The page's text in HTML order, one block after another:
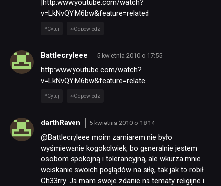
|http:www.youtube.com/watch?
v=LkNvQYiM6bw&feature=related
Cytuj Odpowiedz
Battlecryleee 5 kwietnia 2010 o 17:55
http:www.youtube.com/watch?
v=LkNvQYiM6bw&feature=relate
Cytuj Odpowiedz
darthRaven 5 kwietnia 2010 o 18:14
@Battlecryleee moim zamiarem nie było
wyśmiewanie kogokolwiek, bo generalnie jestem
osobom spokojną i tolerancyjną, ale wkurza mnie
wciskanie swoich poglądów na siłę, tak jak to robił
Ch33rry. Ja mam swoje zdanie na tematy religijne i